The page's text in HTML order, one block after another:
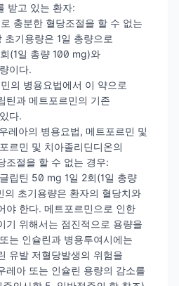
받고 있는 환자:
충분한 혈당조절을 할 수 없는
기용량은 1일 총량으로
(1일 총량 100 mg)와
이다.
의 병용요법에서 이 약으로
틴과 메트포르민의 기존
다.
레아의 병용요법, 메트포르민 및
르민 및 치아졸리딘디온의
조절을 할 수 없는 경우:
립틴 50 mg 1일 2회(1일 총량
초기용량은 환자의 혈당치와
야 한다. 메트포르민으로 인한
기 위해서는 점진적으로 용량을
는 인슐린과 병용투여시에는
유발 저혈당발생의 위험을
레아 또는 인슐린 용량의 감소를